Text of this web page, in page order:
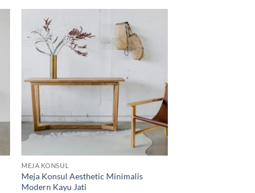
Add to
wishlist
MEJA KONSUL
Meja Konsul Aesthetic Minimalis
Modern Kayu Jati